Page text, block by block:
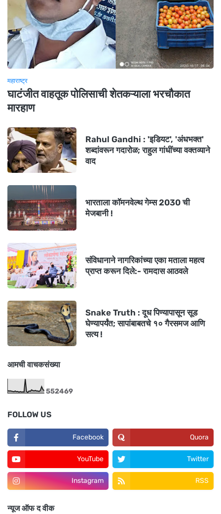
महाराष्ट्र
घाटंजीत वाहतूक पोलिसाची शेतकऱ्याला भरचौकात
मारहाण
Rahul Gandhi : 'इडियट', 'अंधभक्त'
शब्दांवरून गदारोळ; राहुल गांधींच्या वक्तव्याने
वाद
भारताला कॉमनवेल्थ गेम्स 2030 ची
मेजबानी !
संविधानाने नागरिकांच्या एका मताला महत्व
प्राप्त करून दिले:- रामदास आठवले
Snake Truth : दूध पिण्यापासून सूड
घेण्यापर्यंत; सापांबाबतचे १० गैरसमज आणि
सत्य !
आमची वाचकसंख्या
552469
FOLLOW US
Facebook Quora
YouTube Twitter
Instagram RSS
न्यूज ऑफ द वीक